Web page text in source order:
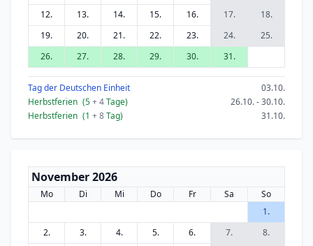
12.
13. 14. 15. 16. 17.
18.
19.
20. 21. 22. 23. 24.
25.
26.
27. 28. 29. 30. 31.
Tag der Deutschen Einheit
03.10.
Herbstferien (5+ 4Tage)
26.10. - 30.10.
Herbstferien (1 + 8Tag) 31.10.
November 2026
Mo Di Mi Do Fr Sa
So
1.
2.
3. 4. 5. 6. 7.
8.